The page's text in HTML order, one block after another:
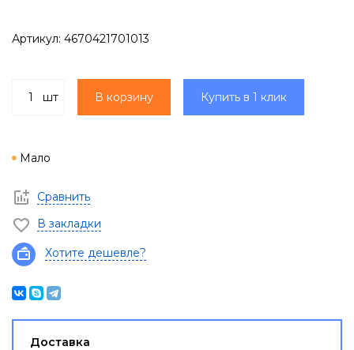
Артикул: 4670421701013
шт В корзину Купить в 1 клик
Мало
Сравнить
В закладки
Хотите дешевле?
Доставка